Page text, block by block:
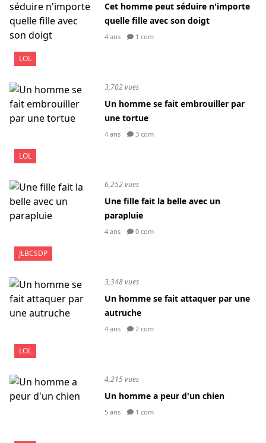
LOL
Cet homme peut séduire n'importe
quelle fille avec son doigt
4 ans 1 com
LOL
3,702 vues
Un homme se fait embrouiller par
une tortue
4 ans 3 com
JLBCSDP
6,252 vues
Une fille fait la belle avec un
parapluie
4 ans 0 com
LOL
3,348 vues
Un homme se fait attaquer par une
autruche
4 ans 2 com
4,215 vues
Un homme a peur d'un chien
5 ans 1 com